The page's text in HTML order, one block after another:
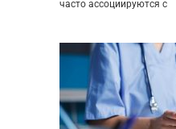
часто ассоциируются с